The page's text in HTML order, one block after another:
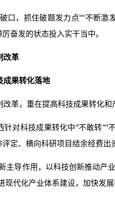
口，抓住破题发力点""不断
奋发的状态投入实干当中。
改革
成果转化落地
改革，重在提高科技成果转化和
针对科技成果转化中"不敢转""
定、横向科研项目结余经费
主导作用，以科技创新推动产
现代化产业体系建设，加快发